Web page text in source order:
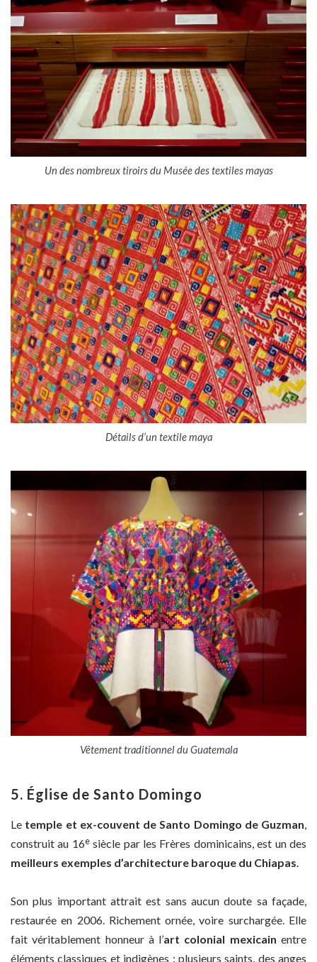
Un des nombreux tiroirs du Musée des textiles mayas
Détails d’un textile maya
Vêtement traditionnel du Guatemala
5. Église de Santo Domingo
Le temple et ex-couvent de Santo Domingo de Guzman,
construit au 16esiècle par les Frères dominicains, est un des
meilleurs exemples d’architecture baroque du Chiapas.
Son plus important attrait est sans aucun doute sa façade,
restaurée en 2006. Richement ornée, voire surchargée. Elle
fait véritablement honneur à l’art colonial mexicainentre
éléments classiques et indigènes : plusieurs saints, des anges